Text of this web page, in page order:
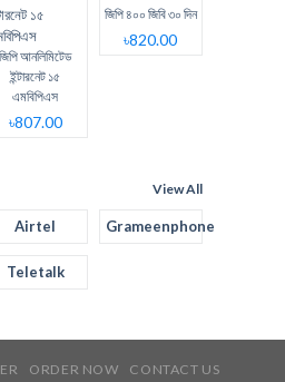
জিপি আনলিমিটেড
ইন্টারনেট ১৫
এমবিপিএস
৳807.00
জিপি ৪০০ জিবি ৩০ দিন
৳820.00
View All
Airtel Grameenphone
Teletalk
ORDER NOW CONTACT US